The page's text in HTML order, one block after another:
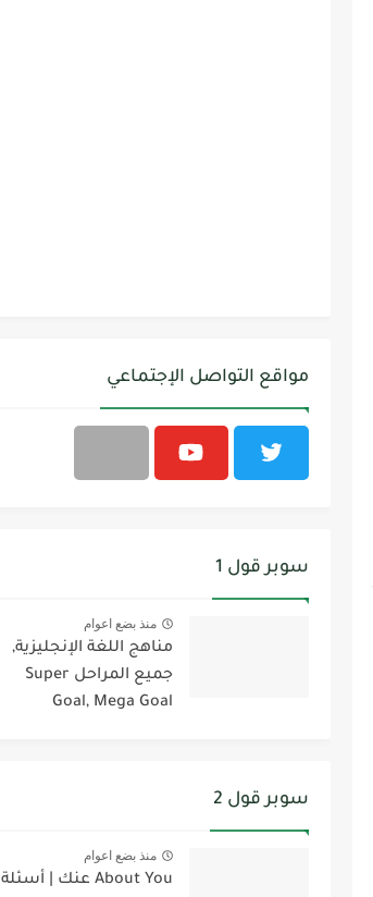
مواقع التواصل الإجتماعي
سوبر قول 1
منذ بضع اعوام
مناهج اللغة الإنجليزية,
جميع المراحل Super
Goal, Mega Goal
سوبر قول 2
منذ بضع اعوام
About You عنك | أسئلة